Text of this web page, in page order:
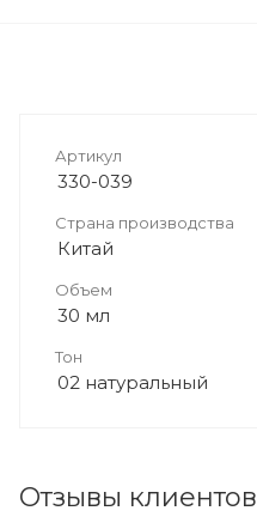
Артикул
330-039
Страна производства
Китай
Объем
30 мл
Тон
02 натуральный
Отзывы клиентов